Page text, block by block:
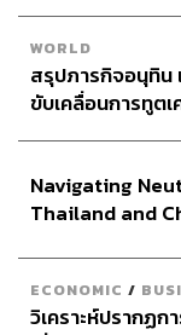
WORLD
สรุปภารกิจอนุทิน
ขับเคลื่อนการทูต
Navigating
Thailand and
ECONOMIC /
วิเคราะห์ปรากฏ